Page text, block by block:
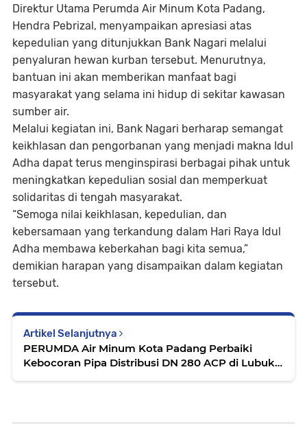
Direktur Utama Perumda Air Minum Kota Padang,
Hendra Pebrizal, menyampaikan apresiasi atas
kepedulian yang ditunjukkan Bank Nagari melalui
penyaluran hewan kurban tersebut. Menurutnya,
bantuan ini akan memberikan manfaat bagi
masyarakat yang selama ini hidup di sekitar kawasan
sumber air.
Melalui kegiatan ini, Bank Nagari berharap semangat
keikhlasan dan pengorbanan yang menjadi makna Idul
Adha dapat terus menginspirasi berbagai pihak untuk
meningkatkan kepedulian sosial dan memperkuat
solidaritas di tengah masyarakat.
“Semoga nilai keikhlasan, kepedulian, dan
kebersamaan yang terkandung dalam Hari Raya Idul
Adha membawa keberkahan bagi kita semua,”
demikian harapan yang disampaikan dalam kegiatan
tersebut.
Artikel Selanjutnya
PERUMDA Air Minum Kota Padang Perbaiki
Kebocoran Pipa Distribusi DN 280 ACP di Lubuk